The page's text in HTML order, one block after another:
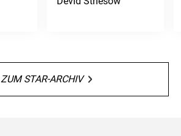
ZUM STAR-ARCHIV